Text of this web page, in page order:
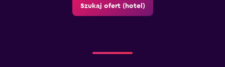
Szukaj ofert (hotel)